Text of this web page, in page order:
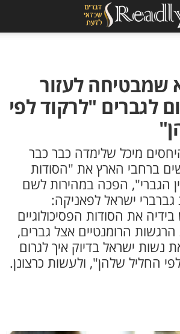
לעזור
לגברים "לרקוד לפי
מיכל שלימדה כבר כבר
מ-3,000 נשים ברחבי הארץ את "הסודות
הגברי", הפכה במהירות לשם
ישראל לפאניקה:
את הסודות הפסיכולוגיים
הרומנטיים אצל גברים,
נשות ישראל בדיוק איך לגרום
החליל שלהן", ולעשות כרצונן.